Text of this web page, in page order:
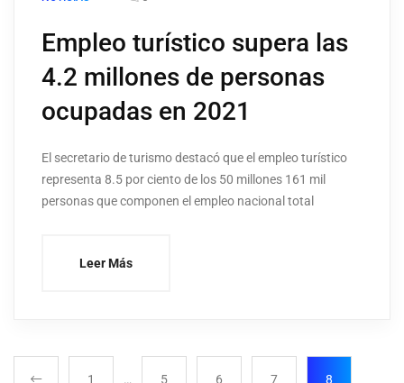
Empleo turístico supera las
4.2 millones de personas
ocupadas en 2021
El secretario de turismo destacó que el empleo turístico
representa 8.5 por ciento de los 50 millones 161 mil
personas que componen el empleo nacional total
Leer Más
1 … 5 6 7 8